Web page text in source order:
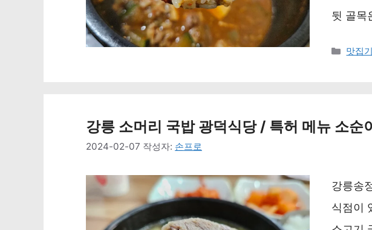
뒷 골목
카
맛집
강릉 소머리 국밥 광덕식당 / 특허 메뉴 소순
2024-02-07 작성자: 손프로
강릉송
식점이